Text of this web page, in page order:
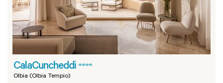
CalaCuncheddi ****
Olbia (Olbia Tempio)